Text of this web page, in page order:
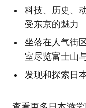
科技、历史、
受东京的魅力
坐落在人气街
室尽览富士山
发现和探索日